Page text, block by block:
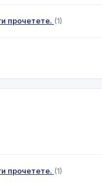
прочетете. (1)
прочетете. (1)